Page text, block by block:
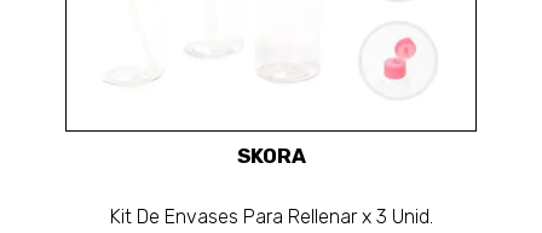
SKORA
Kit De Envases Para Rellenar x 3 Unid.